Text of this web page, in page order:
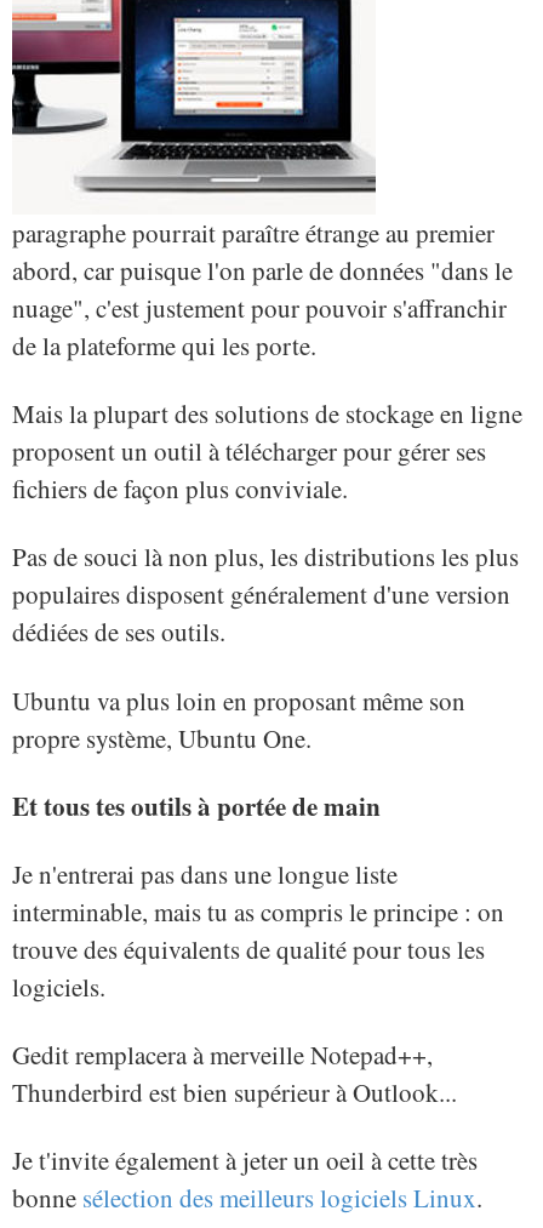
paragraphe pourrait paraître étrange au premier
abord, car puisque l'on parle de données "dans le
nuage", c'est justement pour pouvoir s'affranchir
de la plateforme qui les porte.
Mais la plupart des solutions de stockage en ligne
proposent un outil à télécharger pour gérer ses
fichiers de façon plus conviviale.
Pas de souci là non plus, les distributions les plus
populaires disposent généralement d'une version
dédiées de ses outils.
Ubuntu va plus loin en proposant même son
propre système, Ubuntu One.
Et tous tes outils à portée de main
Je n'entrerai pas dans une longue liste
interminable, mais tu as compris le principe : on
trouve des équivalents de qualité pour tous les
logiciels.
Gedit remplacera à merveille Notepad++,
Thunderbird est bien supérieur à Outlook...
Je t'invite également à jeter un oeil à cette très
bonne sélection des meilleurs logiciels Linux.